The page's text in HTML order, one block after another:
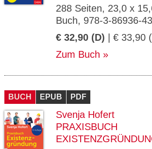
288 Seiten, 23,0 x
Buch, 978-3-86936-
€ 32,90 (D) | € 33,90
Zum Buch
BUCH EPUB PDF
Svenja Hofert
PRAXISBUCH